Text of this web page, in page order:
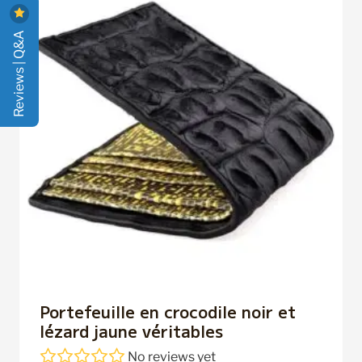
au
plus
ancien
Portefeuille en crocodile noir et
lézard jaune véritables
No reviews yet
Reviews | Q&A